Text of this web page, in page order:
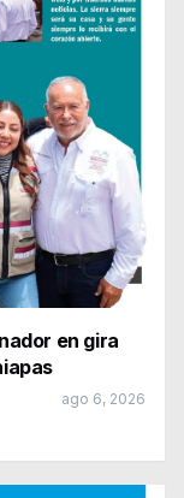
en gira
ago 6, 2026